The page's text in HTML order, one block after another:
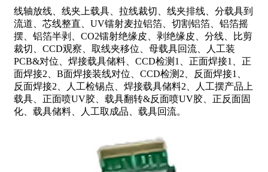
线轴放线、线夹上载具、拉线裁切、线夹排线、分载具到
流道、芯线整直、UV镭射麦拉铝箔、切割铝箔、铝箔摇
摆、铝箔半剥、CO2镭射绝缘皮、剥绝缘皮、分线、比剪
裁切、CCD观察、取线夹移位、母载具回流、人工装
PCB&对位、焊接载具储料、CCD检测1、正面焊接1、正
面焊接2、B面焊接装线对位、CCD检测2、反面焊接1、
反面焊接2、人工检锡点、焊接载具储料2、人工摆产品上
载具、正面喷UV胶、载具翻转&反面喷UV胶、正反面固
化、载具储料、人工取成品、载具回流。